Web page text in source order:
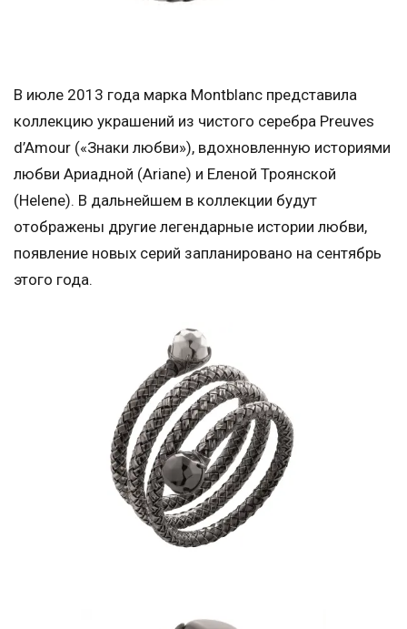
В июле 2013 года марка Montblanc представила
коллекцию украшений из чистого серебра Preuves
d’Amour («Знаки любви»), вдохновленную историями
любви Ариадной (Ariane) и Еленой Троянской
(Helene). В дальнейшем в коллекции будут
отображены другие легендарные истории любви,
появление новых серий запланировано на сентябрь
этого года.